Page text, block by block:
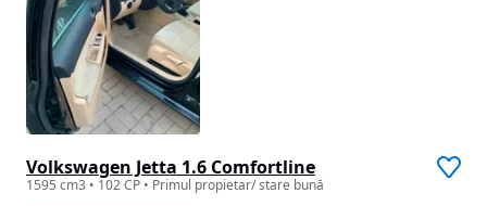
Volkswagen Jetta 1.6 Comfortline
1595 cm3 • 102 CP • Primul propietar/ stare bună